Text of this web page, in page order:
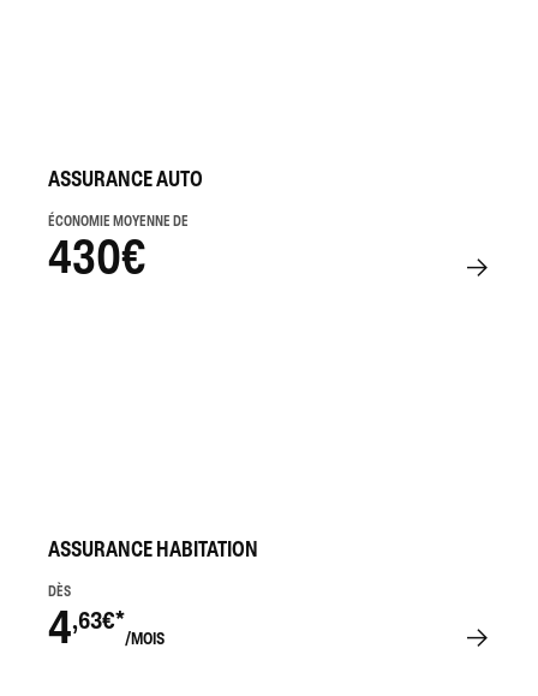
ASSURANCE AUTO
ÉCONOMIE MOYENNE DE
430€
ASSURANCE HABITATION
DÈS
4,63€*
/MOIS